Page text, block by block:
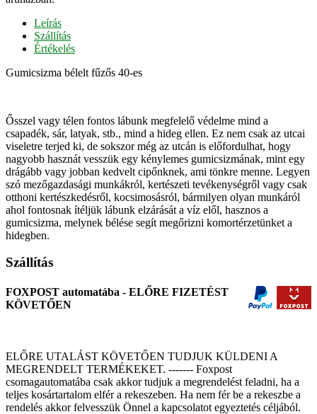
Leírás
Szállítás
Értékelés
Gumicsizma bélelt fűzős 40-es
Ősszel vagy télen fontos lábunk megfelelő védelme mind a
csapadék, sár, latyak, stb., mind a hideg ellen. Ez nem csak az utcai
viseletre terjed ki, de sokszor még az utcán is előfordulhat, hogy
nagyobb hasznát vesszük egy kénylemes gumicsizmának, mint egy
drágább vagy jobban kedvelt cipőnknek, ami tönkre menne. Legyen
szó mezőgazdasági munkákról, kertészeti tevékenységről vagy csak
otthoni kertészkedésről, kocsimosásról, bármilyen olyan munkáról
ahol fontosnak ítéljük lábunk elzárását a víz elől, hasznos a
gumicsizma, melynek bélése segít megőrizni komortérzetünket a
hidegben.
Szállítás
FOXPOST automatába - ELŐRE FIZETÉST
KÖVETŐEN
ELŐRE UTALÁST KÖVETŐEN TUDJUK KÜLDENI A
MEGRENDELT TERMÉKEKET. ------- Foxpost
csomagautomatába csak akkor tudjuk a megrendelést feladni, ha a
teljes kosártartalom elfér a rekeszeben. Ha nem fér be a rekeszbe a
rendelés akkor felvesszük Önnel a kapcsolatot egyeztetés céljából.